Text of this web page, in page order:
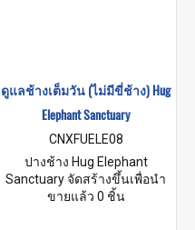
ดูแลช้างเต็มวัน (ไม่มีขี่ช้าง) Hug
Elephant Sanctuary
CNXFUELE08
ปางช้าง Hug Elephant
Sanctuary จัดสร้างขึ้นเพื่อนำ
เสนอประสบการณ์ที่คุ้มค่าที่นัก
ขายแล้ว 0 ชิ้น